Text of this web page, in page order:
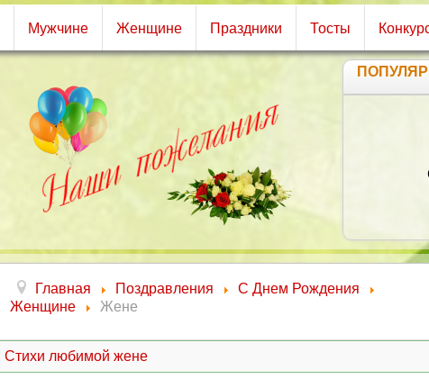
Мужчине Женщине Праздники Тосты
С
Главная Поздравления
С Днем Рождения
Женщине
Жене
Стихи любимой жене